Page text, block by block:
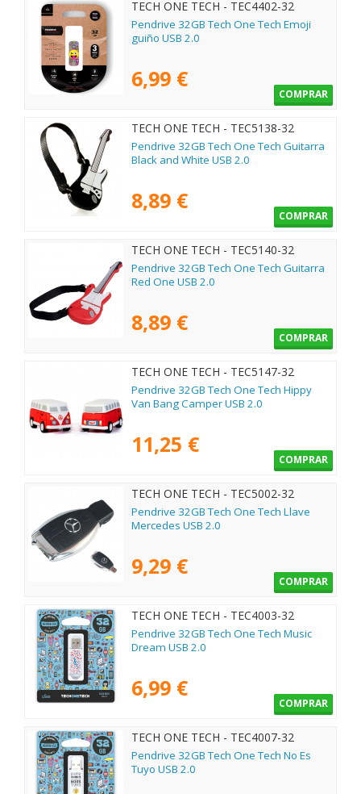
TECH ONE TECH - TEC4402-32
Pendrive 32GB Tech One Tech Emoji
guiño USB 2.0
6,99 €
COMPRAR
TECH ONE TECH - TEC5138-32
Pendrive 32GB Tech One Tech Guitarra
Black and White USB 2.0
8,89 €
COMPRAR
TECH ONE TECH - TEC5140-32
Pendrive 32GB Tech One Tech Guitarra
Red One USB 2.0
8,89 €
COMPRAR
TECH ONE TECH - TEC5147-32
Pendrive 32GB Tech One Tech Hippy
Van Bang Camper USB 2.0
11,25 €
COMPRAR
TECH ONE TECH - TEC5002-32
Pendrive 32GB Tech One Tech Llave
Mercedes USB 2.0
9,29 €
COMPRAR
TECH ONE TECH - TEC4003-32
Pendrive 32GB Tech One Tech Music
Dream USB 2.0
6,99 €
COMPRAR
TECH ONE TECH - TEC4007-32
Pendrive 32GB Tech One Tech No Es
Tuyo USB 2.0